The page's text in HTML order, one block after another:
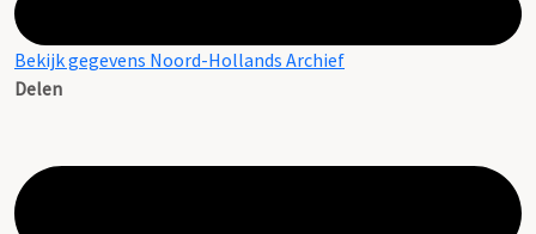
Bekijk gegevens Noord-Hollands Archief
Delen